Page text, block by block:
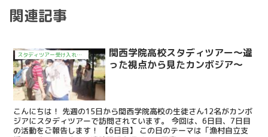
関連記事
スタディツアー受け入れ日記
関西学院高校スタディツアー～違
った視点から見たカンボジア～
こんにちは！ 先週の15日から関西学院高校の生徒さん12名がカンボ
ジアにスタディツアーで訪問されています。 今回は、6日目、7日目
の活動をご報告します！ 【6日目】 この日のテーマは「漁村自立支